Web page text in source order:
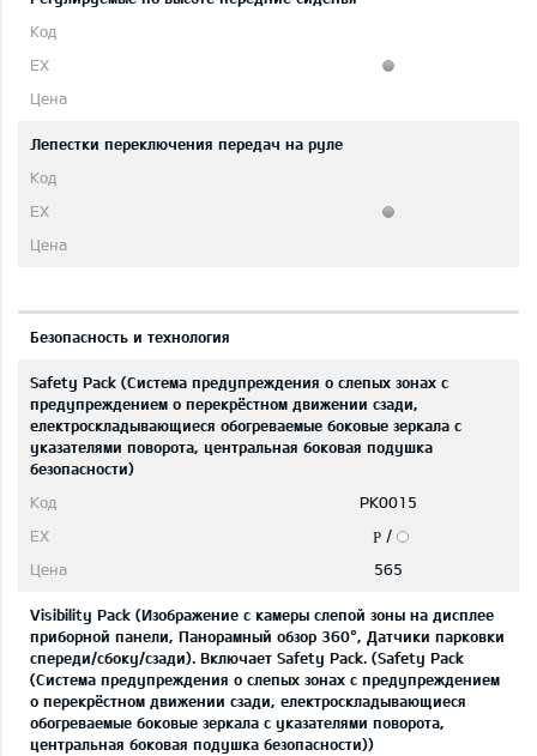
Лепестки переключения передач на руле
Безопасность и технология
Safety Pack (Система предупреждения о слепых зонах с
предупреждением о перекрёстном движении сзади,
eлектроскладывающиеся обогреваемые боковые зеркала с
указателями поворота, центральная боковая подушка
безопасности)
PK0015
P /
565
Visibility Pack (Изображение с камеры слепой зоны на дисплее
приборной панели, Панорамный обзор 360°, Датчики парковки
спереди/сбоку/сзади). Включает Safety Pack. (Safety Pack
(Система предупреждения о слепых зонах с предупреждением
о перекрёстном движении сзади, eлектроскладывающиеся
обогреваемые боковые зеркала с указателями поворота,
центральная боковая подушка безопасности))